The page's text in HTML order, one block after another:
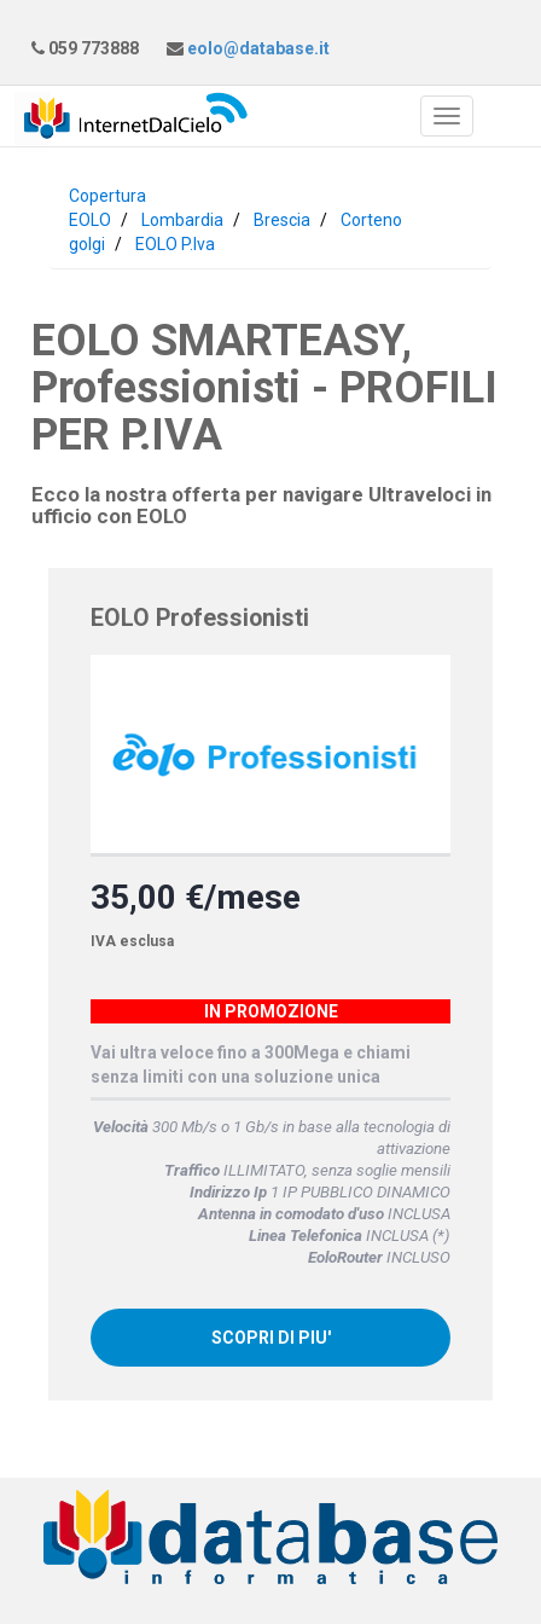
059 773888 eolo@database.it
Copertura
EOLO
Lombardia Brescia
Corteno
golgi
EOLO P.Iva
EOLO SMARTEASY,
Professionisti - PROFILI
PER P.IVA
Ecco la nostra offerta per navigare Ultraveloci in
ufficio con EOLO
EOLO Professionisti
35,00 €/mese
IVA esclusa
IN PROMOZIONE
Vai ultra veloce fino a 300Mega e chiami
senza limiti con una soluzione unica
Velocità300 Mb/s o 1 Gb/s in base alla tecnologia di
attivazione
TrafficoILLIMITATO, senza soglie mensili
Indirizzo Ip1 IP PUBBLICO DINAMICO
Antenna in comodato d'usoINCLUSA
Linea TelefonicaINCLUSA (*)
EoloRouterINCLUSO
SCOPRI DI PIU'